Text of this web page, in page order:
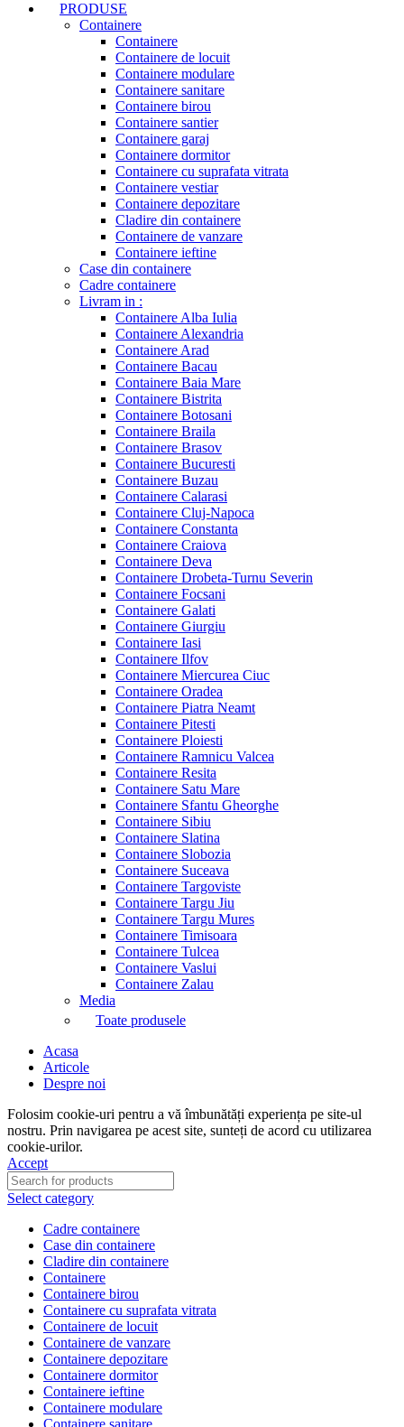
PRODUSE
Containere
Containere
Containere de locuit
Containere modulare
Containere sanitare
Containere birou
Containere santier
Containere garaj
Containere dormitor
Containere cu suprafata vitrata
Containere vestiar
Containere depozitare
Cladire din containere
Containere de vanzare
Containere ieftine
Case din containere
Cadre containere
Livram in :
Containere Alba Iulia
Containere Alexandria
Containere Arad
Containere Bacau
Containere Baia Mare
Containere Bistrita
Containere Botosani
Containere Braila
Containere Brasov
Containere Bucuresti
Containere Buzau
Containere Calarasi
Containere Cluj-Napoca
Containere Constanta
Containere Craiova
Containere Deva
Containere Drobeta-Turnu Severin
Containere Focsani
Containere Galati
Containere Giurgiu
Containere Iasi
Containere Ilfov
Containere Miercurea Ciuc
Containere Oradea
Containere Piatra Neamt
Containere Pitesti
Containere Ploiesti
Containere Ramnicu Valcea
Containere Resita
Containere Satu Mare
Containere Sfantu Gheorghe
Containere Sibiu
Containere Slatina
Containere Slobozia
Containere Suceava
Containere Targoviste
Containere Targu Jiu
Containere Targu Mures
Containere Timisoara
Containere Tulcea
Containere Vaslui
Containere Zalau
Media
Toate produsele
Acasa
Articole
Despre noi
Folosim cookie-uri pentru a vă îmbunătăți experiența pe site-ul
nostru. Prin navigarea pe acest site, sunteți de acord cu utilizarea
cookie-urilor.
Accept
Select category
Cadre containere
Case din containere
Cladire din containere
Containere
Containere birou
Containere cu suprafata vitrata
Containere de locuit
Containere de vanzare
Containere depozitare
Containere dormitor
Containere ieftine
Containere modulare
Containere sanitare